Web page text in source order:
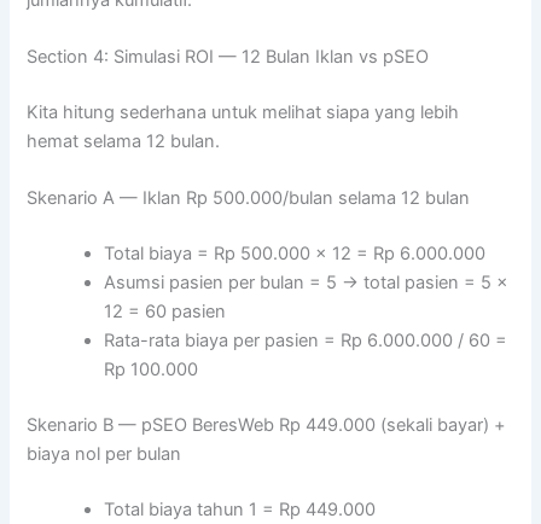
Section 4: Simulasi ROI — 12 Bulan Iklan vs pSEO
Kita hitung sederhana untuk melihat siapa yang lebih
hemat selama 12 bulan.
Skenario A — Iklan Rp 500.000/bulan selama 12 bulan
Total biaya = Rp 500.000 x 12 = Rp 6.000.000
Asumsi pasien per bulan = 5 → total pasien = 5 x
12 = 60 pasien
Rata-rata biaya per pasien = Rp 6.000.000 / 60 =
Rp 100.000
Skenario B — pSEO BeresWeb Rp 449.000 (sekali bayar) +
biaya nol per bulan
Total biaya tahun 1 = Rp 449.000